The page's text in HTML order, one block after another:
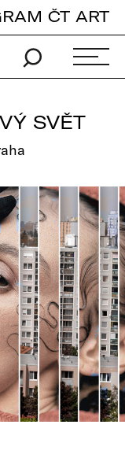
ČT ART
SVĚT